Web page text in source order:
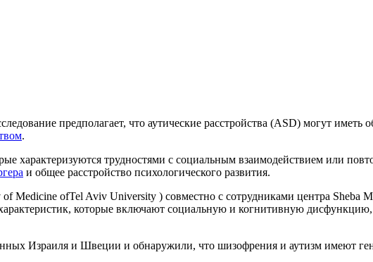
предполагает, что аутические расстройства (ASD) могут
.
характеризуются трудностями с социальным взаимодействием или
и общее расстройство психологического развития.
Medicine ofTel Aviv University ) совместно с сотрудниками центра Sheba
которые включают социальную и когнитивную
Израиля и Швеции и обнаружили, что шизофрения и аутизм имеют